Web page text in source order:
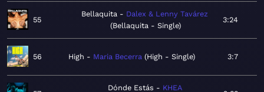
55
Bellaquita
Dalex & Lenny Tavárez
Bellaquita - Single
3:24
56 High Maria Becerra High - Single 3:7
Dónde Estás KHEA